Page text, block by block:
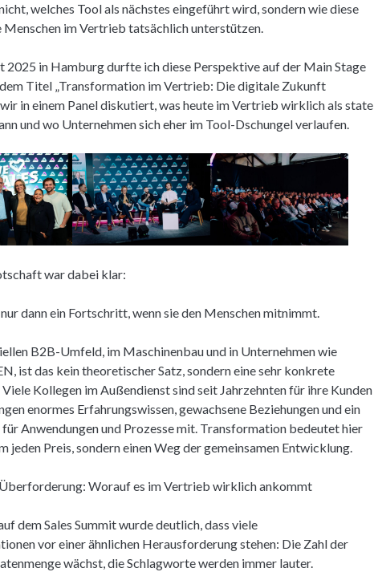
welches Tool als nächstes eingeführt wird, sondern wie diese
Menschen im Vertrieb tatsächlich unterstützen.
2025 in Hamburg durfte ich diese Perspektive auf der Main Stage
Titel „Transformation im Vertrieb: Die digitale Zukunft
in einem Panel diskutiert, was heute im Vertrieb wirklich als state
und wo Unternehmen sich eher im Tool-Dschungel verlaufen.
war dabei klar:
dann ein Fortschritt, wenn sie den Menschen mitnimmt.
B2B-Umfeld, im Maschinenbau und in Unternehmen wie
ist das kein theoretischer Satz, sondern eine sehr konkrete
Kollegen im Außendienst sind seit Jahrzehnten für ihre Kunden
enormes Erfahrungswissen, gewachsene Beziehungen und ein
Anwendungen und Prozesse mit. Transformation bedeutet hier
jeden Preis, sondern einen Weg der gemeinsamen Entwicklung.
Worauf es im Vertrieb wirklich ankommt
dem Sales Summit wurde deutlich, dass viele
vor einer ähnlichen Herausforderung stehen: Die Zahl der
wächst, die Schlagworte werden immer lauter.